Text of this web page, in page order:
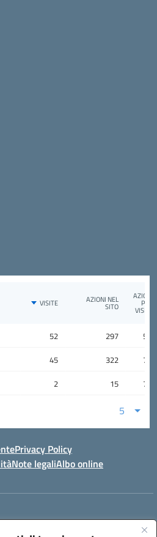
Privacy Policy
Note legaliAlbo online